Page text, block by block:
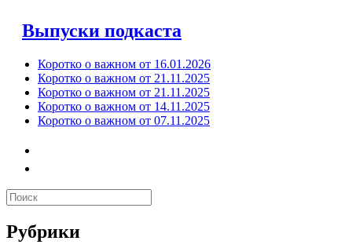
Выпуски подкаста
Коротко о важном от 16.01.2026
Коротко о важном от 21.11.2025
Коротко о важном от 21.11.2025
Коротко о важном от 14.11.2025
Коротко о важном от 07.11.2025
Рубрики